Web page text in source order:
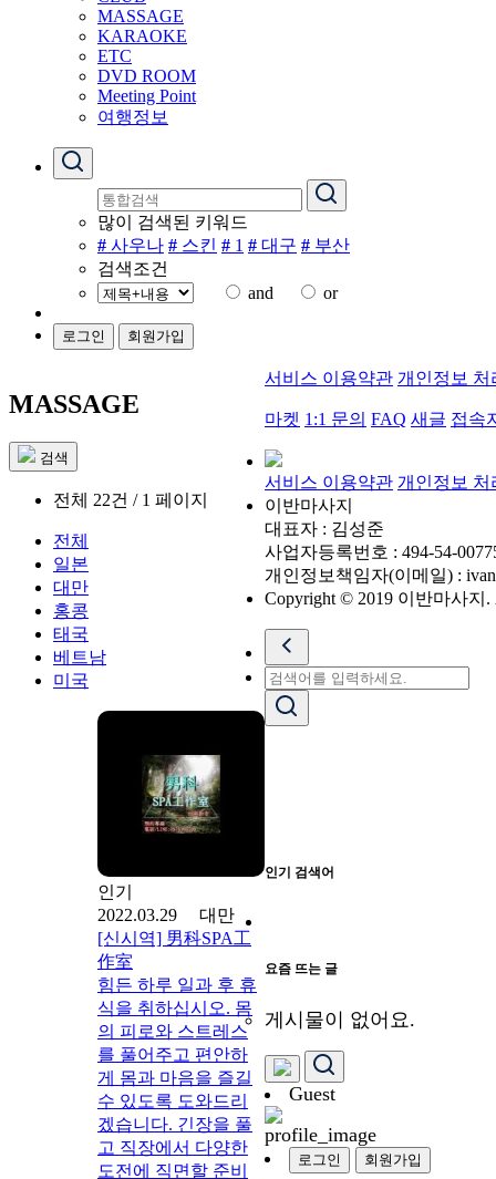
MASSAGE
KARAOKE
ETC
DVD ROOM
Meeting Point
여행정보
많이 검색된 키워드
# 사우나 # 스킨 # 1 # 대구 # 부산
검색조건
and
or
로그인 회원가입
MASSAGE
검색
전체 22건 / 1 페이지
전체
일본
대만
홍콩
태국
베트남
미국
인기
2022.03.29 대만
[신시역] 男科SPA工
作室
힘든 하루 일과 후 휴
식을 취하십시오. 몸
의 피로와 스트레스
를 풀어주고 편안하
게 몸과 마음을 즐길
수 있도록 도와드리
겠습니다. 긴장을 풀
고 직장에서 다양한
도전에 직면할 준비
서비스 이용약관 개인정보 처
마켓 1:1 문의 FAQ 새글 접속
서비스 이용약관 개인정보 처
이반마사지
대표자 : 김성준
사업자등록번호 : 494-54-
개인정보책임자(이메일) :
Copyright © 2019 이반마사지.
인기 검색어
요즘 뜨는 글
게시물이 없어요.
Guest
로그인 회원가입